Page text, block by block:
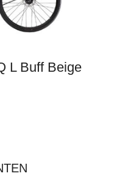
L Buff Beige